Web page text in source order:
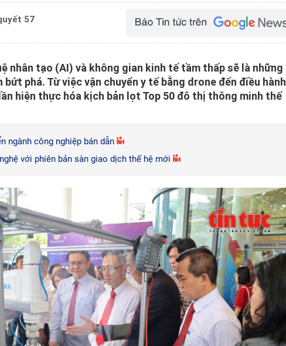
57
nhân tạo (AI) và không gian kinh tế tầm thấp sẽ là những
phá. Từ việc vận chuyển y tế bằng drone đến điều hành
hiện thực hóa kịch bản lọt Top 50 đô thị thông minh thế
ngành công nghiệp bán dẫn
với phiên bản sàn giao dịch thế hệ mới